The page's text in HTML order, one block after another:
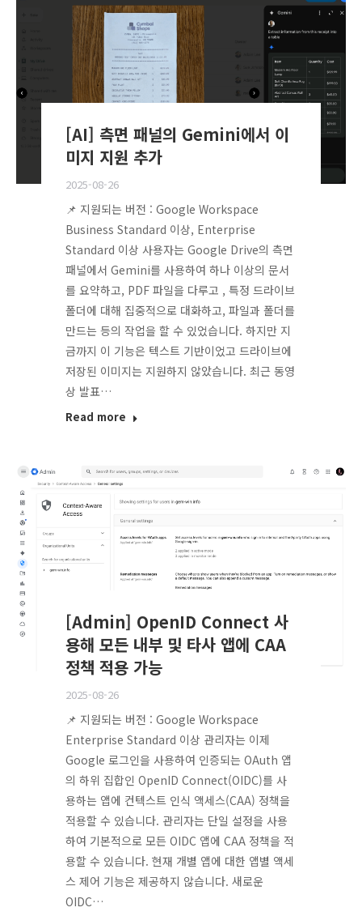
[AI] 측면 패널의 Gemini에서 이
미지 지원 추가
2025-08-26
📌 지원되는 버전 : Google Workspace
Business Standard 이상, Enterprise
Standard 이상 사용자는 Google Drive의 측면
패널에서 Gemini를 사용하여 하나 이상의 문서
를 요약하고, PDF 파일을 다루고 , 특정 드라이브
폴더에 대해 집중적으로 대화하고, 파일과 폴더를
만드는 등의 작업을 할 수 있었습니다. 하지만 지
금까지 이 기능은 텍스트 기반이었고 드라이브에
저장된 이미지는 지원하지 않았습니다. 최근 동영
상 발표…
Read more
[Admin] OpenID Connect 사
용해 모든 내부 및 타사 앱에 CAA
정책 적용 가능
2025-08-26
📌 지원되는 버전 : Google Workspace
Enterprise Standard 이상 관리자는 이제
Google 로그인을 사용하여 인증되는 OAuth 앱
의 하위 집합인 OpenID Connect(OIDC)를 사
용하는 앱에 컨텍스트 인식 액세스(CAA) 정책을
적용할 수 있습니다. 관리자는 단일 설정을 사용
하여 기본적으로 모든 OIDC 앱에 CAA 정책을 적
용할 수 있습니다. 현재 개별 앱에 대한 앱별 액세
스 제어 기능은 제공하지 않습니다. 새로운
OIDC…